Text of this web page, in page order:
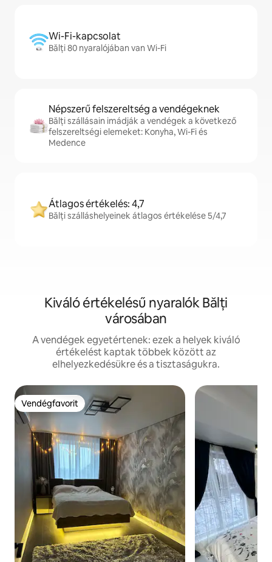
Wi-Fi-kapcsolat
Bălți 80 nyaralójában van Wi-Fi
Népszerű felszereltség a vendégeknek
Bălți szállásain imádják a vendégek a következő
felszereltségi elemeket: Konyha, Wi-Fi és
Medence
Átlagos értékelés: 4,7
Bălți szálláshelyeinek átlagos értékelése 5/4,7
Kiváló értékelésű nyaralók Bălți
városában
A vendégek egyetértenek: ezek a helyek kiváló
értékelést kaptak többek között az
elhelyezkedésükre és a tisztaságukra.
Vendégfavorit
Vendégfavorit